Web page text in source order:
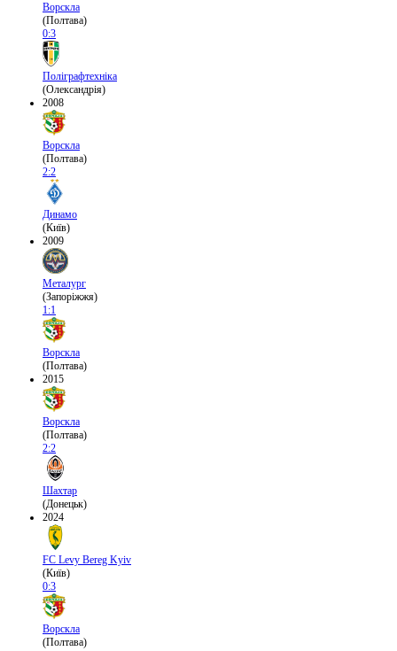
Ворскла
(Полтава)
0:3
Поліграфтехніка
(Олександрія)
2008
Ворскла
(Полтава)
2:2
Динамо
(Київ)
2009
Металург
(Запоріжжя)
1:1
Ворскла
(Полтава)
2015
Ворскла
(Полтава)
2:2
Шахтар
(Донецьк)
2024
FC Levy Bereg Kyiv
(Київ)
0:3
Ворскла
(Полтава)